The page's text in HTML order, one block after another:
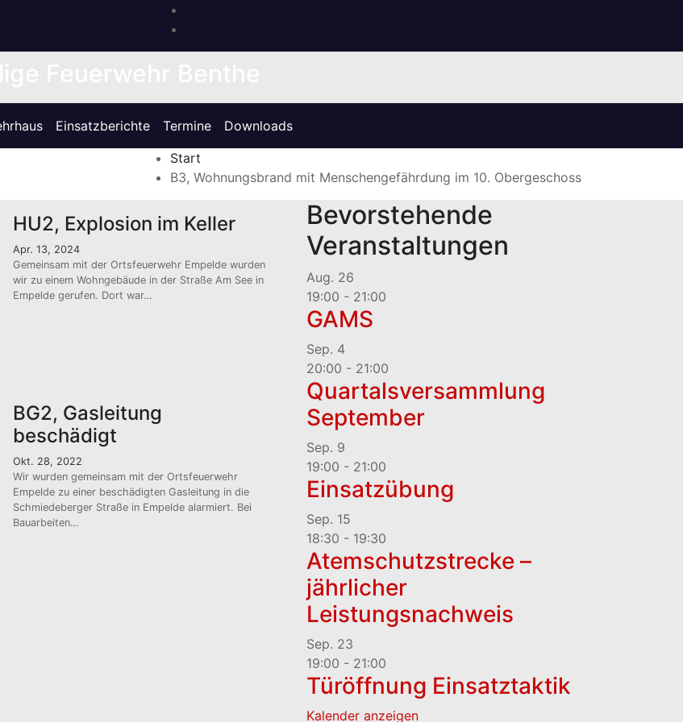
Einsatzberichte Termine Downloads
Start
B3, Wohnungsbrand mit Menschengefährdung im 10. Obergeschoss
HU2, Explosion im Keller
Apr. 13, 2024
Gemeinsam mit der Ortsfeuerwehr Empelde wurden
wir zu einem Wohngebäude in der Straße Am See in
Empelde gerufen. Dort war…
BG2, Gasleitung
beschädigt
Okt. 28, 2022
Wir wurden gemeinsam mit der Ortsfeuerwehr
Empelde zu einer beschädigten Gasleitung in die
Schmiedeberger Straße in Empelde alarmiert. Bei
Bauarbeiten…
Bevorstehende
Veranstaltungen
Aug. 26
19:00 - 21:00
GAMS
Sep. 4
20:00 - 21:00
Quartalsversammlung
September
Sep. 9
19:00 - 21:00
Einsatzübung
Sep. 15
18:30 - 19:30
Atemschutzstrecke –
jährlicher
Leistungsnachweis
Sep. 23
19:00 - 21:00
Türöffnung Einsatztaktik
Kalender anzeigen